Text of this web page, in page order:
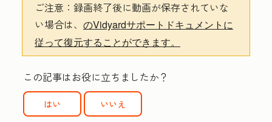
ご注意： 録画終了後に動画が保存されていな
い場合は、 のVidyardサポートドキュメントに
従って復元することができます。
この記事はお役に立ちましたか？
はい いいえ